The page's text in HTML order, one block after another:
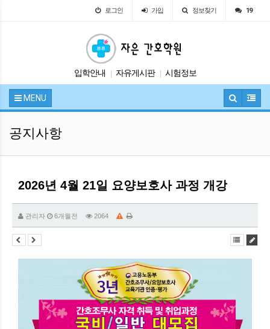
로그인 가입 정보찾기 19
입학안내 자유게시판 시험정보
교육안내
공지사항
MENU
공지사항
2026년 4월 21일 요양보호사 과정 개강
관리자 6개월전 2064